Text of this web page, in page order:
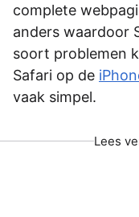
complete
anders waardoor
soort problemen
Safari op de
vaak simpel.
Lees